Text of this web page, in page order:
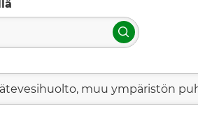
Hae
muu ympäristön